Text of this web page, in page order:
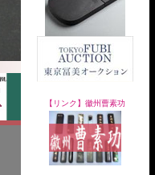
【リンク】徽州曹素功